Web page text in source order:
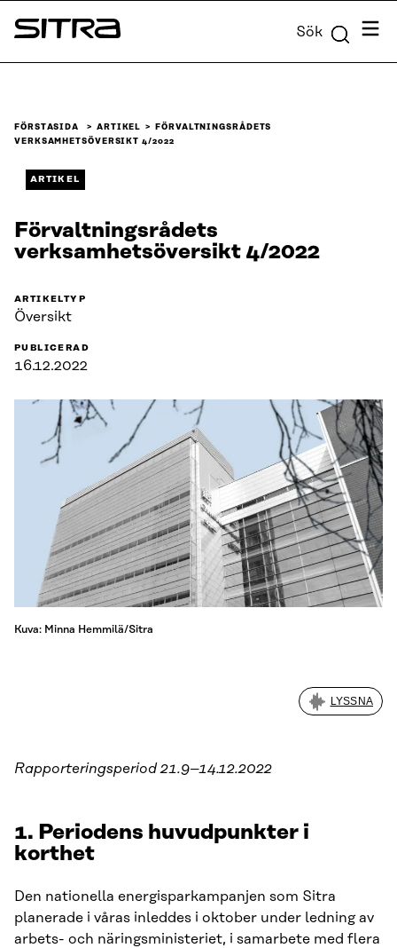
Skip to
content
Sitra Sök Meny
FÖRSTASIDA ARTIKEL
FÖRVALTNINGSRÅDETS
VERKSAMHETSÖVERSIKT 4/2022
ARTIKEL
Förvaltningsrådets
verksamhetsöversikt 4/2022
ARTIKELTYP
Översikt
PUBLICERAD
16.12.2022
Kuva: Minna Hemmilä/Sitra
LYSSNA
Rapporteringsperiod 21.9–14.12.2022
1. Periodens huvudpunkter i
korthet
Den nationella energisparkampanjen som Sitra
planerade i våras inleddes i oktober under ledning av
arbets- och näringsministeriet, i samarbete med flera